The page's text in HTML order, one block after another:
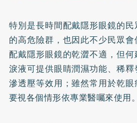
特別是長時間配戴隱形眼鏡的
的高危險群，也因此不少民眾
配戴隱形眼鏡的乾澀不適，但
淚液可提供眼睛潤濕功能、稀
滲透壓等效用；雖然常用於乾
要視各個情形依專業醫囑來使用。